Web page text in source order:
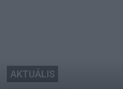
AKTUÁLIS